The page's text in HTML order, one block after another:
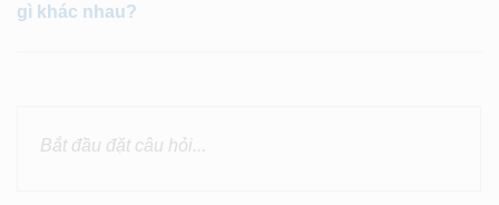
gì khác nhau?